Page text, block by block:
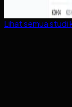
Lihat semua studi